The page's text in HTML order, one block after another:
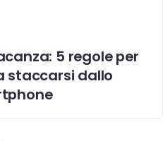
5 regole per
staccarsi dallo